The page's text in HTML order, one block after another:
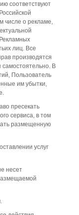
соответствуют
числе о рекламе,
лиц. Все
производятся
В
Пользователь
им убытки,
пресекать
сервиса, в том
размещенную
услуг
несет